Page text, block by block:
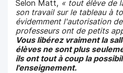
Selon Matt, « tout élève de
son travail sur le tableau à
évidemment l'autorisation
professeurs ont de petits
Vous libérez vraiment la
élèves ne sont plus
ils ont tout à coup la
l'enseignement.